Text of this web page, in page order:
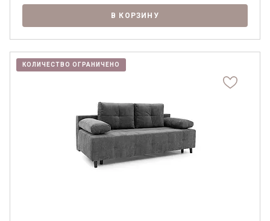
В КОРЗИНУ
КОЛИЧЕСТВО ОГРАНИЧЕНО